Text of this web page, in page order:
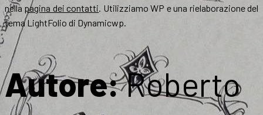
nella pagina dei contatti. Utilizziamo WP e una rielaborazione del
tema LightFolio di Dynamicwp.
Autore:Roberto